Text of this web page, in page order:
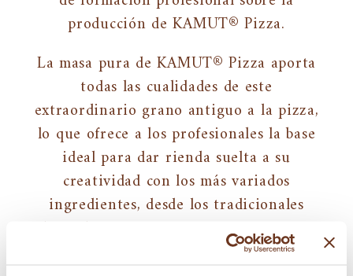
producción de KAMUT® Pizza.
La masa pura de KAMUT® Pizza aporta
todas las cualidades de este
extraordinario grano antiguo a la pizza,
lo que ofrece a los profesionales la base
ideal para dar rienda suelta a su
creatividad con los más variados
ingredientes, desde los tradicionales
hasta los más imaginativos y gourmet.